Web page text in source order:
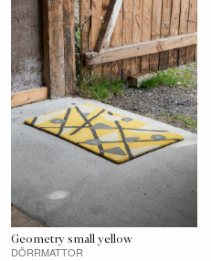
Geometry small yellow
DÖRRMATTOR